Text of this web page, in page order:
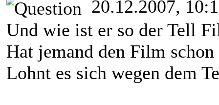
20.12.2007,
Und wie ist er so der Tell
Hat jemand den Film schon
Lohnt es sich wegen dem